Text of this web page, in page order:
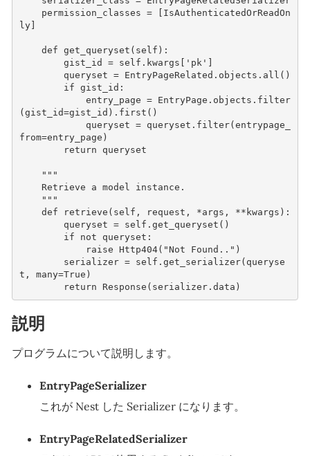
permission_classes = [ IsAuthenticatedOrReadOn
ly]
def get_queryset ( self ):
gist_id
= self . kwargs [ 'pk' ]
queryset = EntryPageRelated . objects . all ()
if gist_id :
entry_page = EntryPage . objects . filter
(gist_id=gist_id ) . first ()
queryset = queryset . filter(entrypage_
from=entry_page )
return
queryset
"""
    Retrieve a model instance.
    """
def
retrieve ( self , request , *args , ** kwargs ):
queryset = self . get_queryset ()
if
not queryset :
raise Http404( "Not Found.." )
serializer = self . get_serializer( queryse
t , many=True )
return
Response ( serializer. data )
説明
プログラムについて説明します。
EntryPageSerializer
これが Nest した Serializer になります。
EntryPageRelatedSerializer